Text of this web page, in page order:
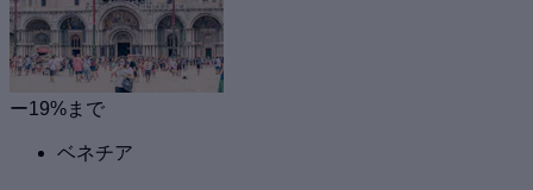
ー19%まで
ベネチア